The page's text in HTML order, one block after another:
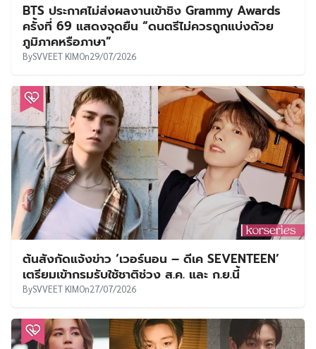
BTS ประกาศไม่ส่งผลงานเข้าชิง Grammy Awards
ครั้งที่ 69 แสดงจุดยืน “ดนตรีไม่ควรถูกแบ่งด้วย
ภูมิภาคหรือภาษา”
BySVVEET KIMOn29/07/2026
ต้นสังกัดแจ้งข่าว ‘เวอร์นอน – ดีเค SEVENTEEN’
เตรียมเข้ากรมรับใช้ชาติช่วง ส.ค. และ ก.ย.นี้
BySVVEET KIMOn27/07/2026